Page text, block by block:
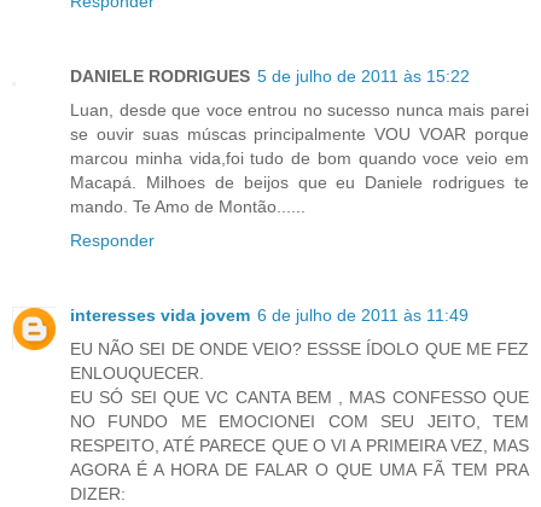
DANIELE RODRIGUES 5 de julho de 2011 às 15:22
Luan, desde que voce entrou no sucesso nunca mais parei
se ouvir suas múscas principalmente VOU VOAR porque
marcou minha vida,foi tudo de bom quando voce veio em
Macapá. Milhoes de beijos que eu Daniele rodrigues te
mando. Te Amo de Montão......
Responder
interesses vida jovem 6 de julho de 2011 às 11:49
EU NÃO SEI DE ONDE VEIO? ESSSE ÍDOLO QUE ME FEZ
ENLOUQUECER.
EU SÓ SEI QUE VC CANTA BEM , MAS CONFESSO QUE
NO FUNDO ME EMOCIONEI COM SEU JEITO, TEM
RESPEITO, ATÉ PARECE QUE O VI A PRIMEIRA VEZ, MAS
AGORA É A HORA DE FALAR O QUE UMA FÃ TEM PRA
DIZER: